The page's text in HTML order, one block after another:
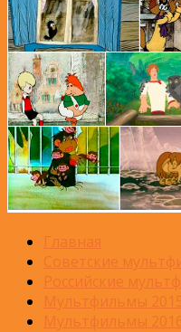
Главная
Советские
Российские
Мультфильмы
Мультфильмы